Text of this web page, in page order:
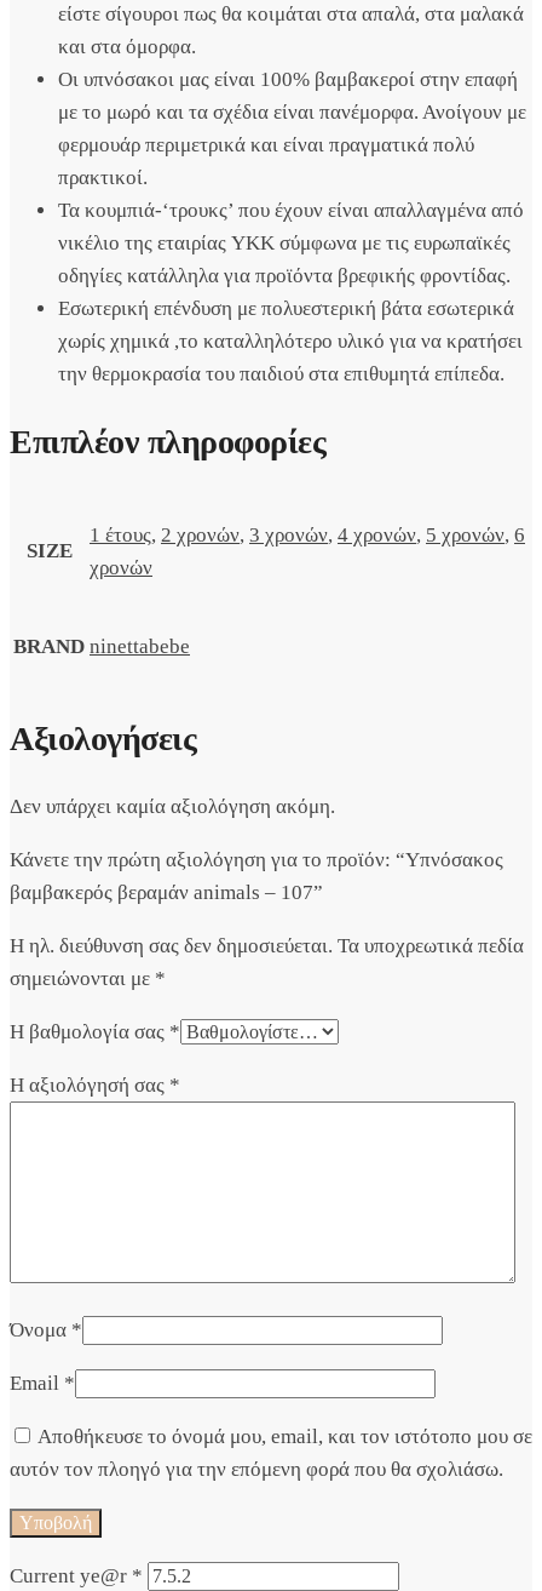
είστε σίγουροι πως θα κοιμάται στα απαλά, στα μαλακά
και στα όμορφα.
Οι υπνόσακοι μας είναι 100% βαμβακεροί στην επαφή
με το μωρό και τα σχέδια είναι πανέμορφα. Ανοίγουν με
φερμουάρ περιμετρικά και είναι πραγματικά πολύ
πρακτικοί.
Τα κουμπιά-‘τρουκς’ που έχουν είναι απαλλαγμένα από
νικέλιο της εταιρίας YKK σύμφωνα με τις ευρωπαϊκές
οδηγίες κατάλληλα για προϊόντα βρεφικής φροντίδας.
Εσωτερική επένδυση με πολυεστερική βάτα εσωτερικά
χωρίς χημικά ,το καταλληλότερο υλικό για να κρατήσει
την θερμοκρασία του παιδιού στα επιθυμητά επίπεδα.
Επιπλέον πληροφορίες
SIZE
1 έτους, 2 χρονών, 3 χρονών, 4 χρονών, 5 χρονών, 6
χρονών
BRAND ninettabebe
Αξιολογήσεις
Δεν υπάρχει καμία αξιολόγηση ακόμη.
Κάνετε την πρώτη αξιολόγηση για το προϊόν: “Υπνόσακος
βαμβακερός βεραμάν animals – 107”
Η ηλ. διεύθυνση σας δεν δημοσιεύεται. Τα υποχρεωτικά πεδία
σημειώνονται με *
Η βαθμολογία σας *
Η αξιολόγησή σας *
Όνομα *
Email *
Αποθήκευσε το όνομά μου, email, και τον ιστότοπο μου σε
αυτόν τον πλοηγό για την επόμενη φορά που θα σχολιάσω.
Current ye@r *